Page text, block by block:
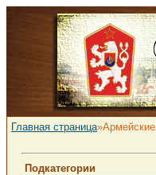
Главная страница»Армейские
Подкатегории